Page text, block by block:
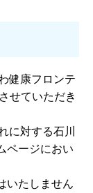
健康フロンテ
せていただき
に対する石川
ページにおい
たしません